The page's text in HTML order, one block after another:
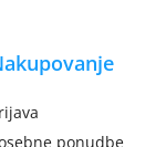
ponudbe